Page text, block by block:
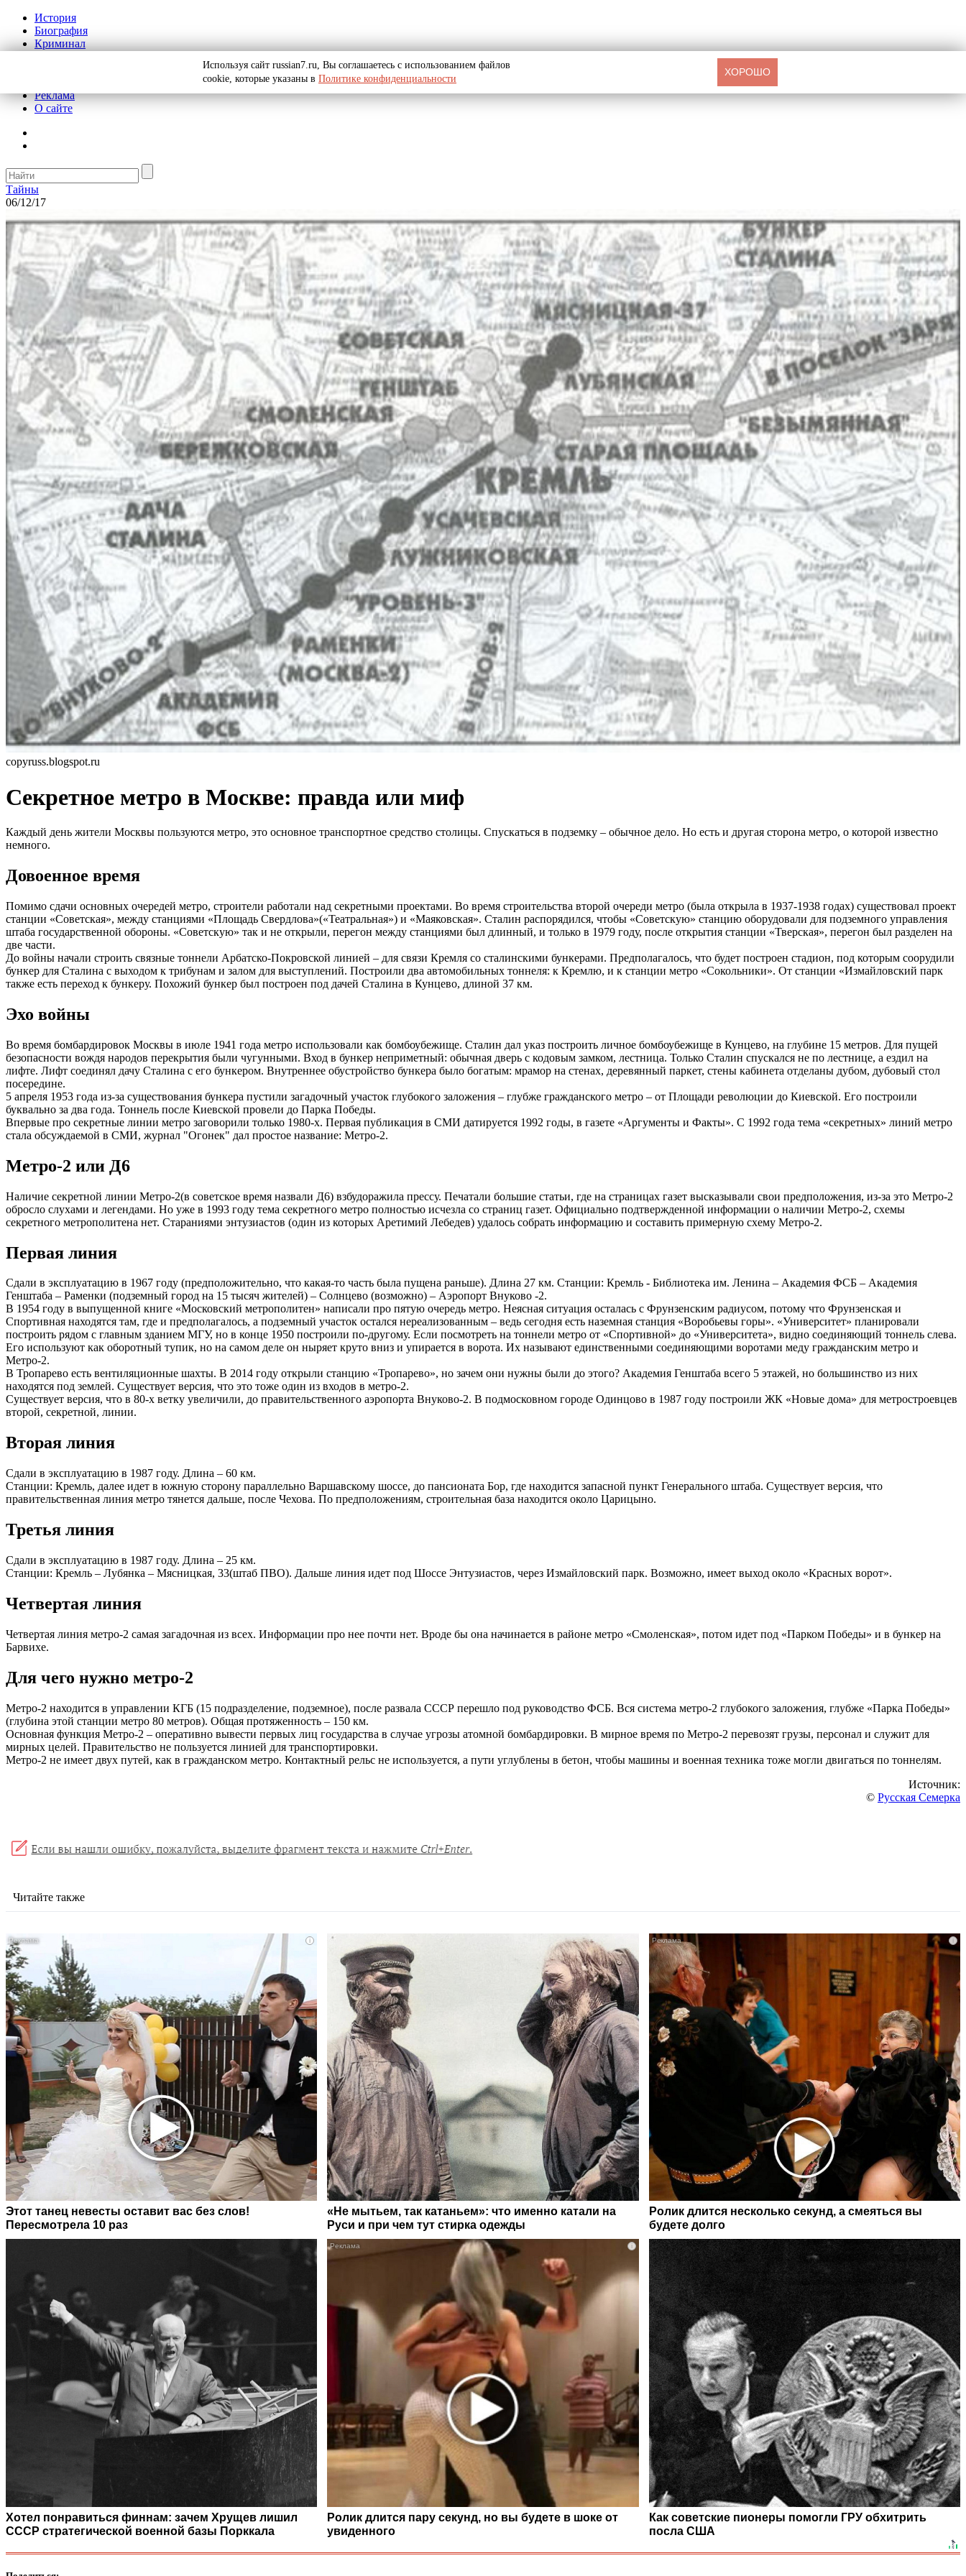
История
Биография
Криминал
Реклама
О сайте
Тайны
06/12/17
copyruss.blogspot.ru
Секретное метро в Москве: правда или миф
Каждый день жители Москвы пользуются метро, это основное транспортное средство столицы. Спускаться в подземку – обычное дело. Но есть и другая сторона метро, о которой известно
немного.
Довоенное время
Помимо сдачи основных очередей метро, строители работали над секретными проектами. Во время строительства второй очереди метро (была открыла в 1937-1938 годах) существовал проект
станции «Советская», между станциями «Площадь Свердлова»(«Театральная») и «Маяковская». Сталин распорядился, чтобы «Советскую» станцию оборудовали для подземного управления
штаба государственной обороны. «Советскую» так и не открыли, перегон между станциями был длинный, и только в 1979 году, после открытия станции «Тверская», перегон был разделен на
две части.
До войны начали строить связные тоннели Арбатско-Покровской линией – для связи Кремля со сталинскими бункерами. Предполагалось, что будет построен стадион, под которым соорудили
бункер для Сталина с выходом к трибунам и залом для выступлений. Построили два автомобильных тоннеля: к Кремлю, и к станции метро «Сокольники». От станции «Измайловский парк
также есть переход к бункеру. Похожий бункер был построен под дачей Сталина в Кунцево, длиной 37 км.
Эхо войны
Во время бомбардировок Москвы в июле 1941 года метро использовали как бомбоубежище. Сталин дал указ построить личное бомбоубежище в Кунцево, на глубине 15 метров. Для пущей
безопасности вождя народов перекрытия были чугунными. Вход в бункер неприметный: обычная дверь с кодовым замком, лестница. Только Сталин спускался не по лестнице, а ездил на
лифте. Лифт соединял дачу Сталина с его бункером. Внутреннее обустройство бункера было богатым: мрамор на стенах, деревянный паркет, стены кабинета отделаны дубом, дубовый стол
посередине.
5 апреля 1953 года из-за существования бункера пустили загадочный участок глубокого заложения – глубже гражданского метро – от Площади революции до Киевской. Его построили
буквально за два года. Тоннель после Киевской провели до Парка Победы.
Впервые про секретные линии метро заговорили только 1980-х. Первая публикация в СМИ датируется 1992 годы, в газете «Аргументы и Факты». С 1992 года тема «секретных» линий метро
стала обсуждаемой в СМИ, журнал "Огонек" дал простое название: Метро-2.
Метро-2 или Д6
Наличие секретной линии Метро-2(в советское время назвали Д6) взбудоражила прессу. Печатали большие статьи, где на страницах газет высказывали свои предположения, из-за это Метро-2
обросло слухами и легендами. Но уже в 1993 году тема секретного метро полностью исчезла со страниц газет. Официально подтвержденной информации о наличии Метро-2, схемы
секретного метрополитена нет. Стараниями энтузиастов (один из которых Аретимий Лебедев) удалось собрать информацию и составить примерную схему Метро-2.
Первая линия
Сдали в эксплуатацию в 1967 году (предположительно, что какая-то часть была пущена раньше). Длина 27 км. Станции: Кремль - Библиотека им. Ленина – Академия ФСБ – Академия
Генштаба – Раменки (подземный город на 15 тысяч жителей) – Солнцево (возможно) – Аэропорт Внуково -2.
В 1954 году в выпущенной книге «Московский метрополитен» написали про пятую очередь метро. Неясная ситуация осталась с Фрунзенским радиусом, потому что Фрунзенская и
Спортивная находятся там, где и предполагалось, а подземный участок остался нереализованным – ведь сегодня есть наземная станция «Воробьевы горы». «Университет» планировали
построить рядом с главным зданием МГУ, но в конце 1950 построили по-другому. Если посмотреть на тоннели метро от «Спортивной» до «Университета», видно соединяющий тоннель слева.
Его используют как оборотный тупик, но на самом деле он ныряет круто вниз и упирается в ворота. Их называют единственными соединяющими воротами меду гражданским метро и
Метро-2.
В Тропарево есть вентиляционные шахты. В 2014 году открыли станцию «Тропарево», но зачем они нужны были до этого? Академия Генштаба всего 5 этажей, но большинство из них
находятся под землей. Существует версия, что это тоже один из входов в метро-2.
Существует версия, что в 80-х ветку увеличили, до правительственного аэропорта Внуково-2. В подмосковном городе Одинцово в 1987 году построили ЖК «Новые дома» для метростроевцев
второй, секретной, линии.
Вторая линия
Сдали в эксплуатацию в 1987 году. Длина – 60 км.
Станции: Кремль, далее идет в южную сторону параллельно Варшавскому шоссе, до пансионата Бор, где находится запасной пункт Генерального штаба. Существует версия, что
правительственная линия метро тянется дальше, после Чехова. По предположениям, строительная база находится около Царицыно.
Третья линия
Сдали в эксплуатацию в 1987 году. Длина – 25 км.
Станции: Кремль – Лубянка – Мясницкая, 33(штаб ПВО). Дальше линия идет под Шоссе Энтузиастов, через Измайловский парк. Возможно, имеет выход около «Красных ворот».
Четвертая линия
Четвертая линия метро-2 самая загадочная из всех. Информации про нее почти нет. Вроде бы она начинается в районе метро «Смоленская», потом идет под «Парком Победы» и в бункер на
Барвихе.
Для чего нужно метро-2
Метро-2 находится в управлении КГБ (15 подразделение, подземное), после развала СССР перешло под руководство ФСБ. Вся система метро-2 глубокого заложения, глубже «Парка Победы»
(глубина этой станции метро 80 метров). Общая протяженность – 150 км.
Основная функция Метро-2 – оперативно вывести первых лиц государства в случае угрозы атомной бомбардировки. В мирное время по Метро-2 перевозят грузы, персонал и служит для
мирных целей. Правительство не пользуется линией для транспортировки.
Метро-2 не имеет двух путей, как в гражданском метро. Контактный рельс не используется, а пути углублены в бетон, чтобы машины и военная техника тоже могли двигаться по тоннелям.
Источник:
© Русская Семерка
Читайте также
i
Этот танец невесты оставит вас без слов!
Пересмотрела 10 раз
«Не мытьем, так катаньем»: что именно катали на
Руси и при чем тут стирка одежды
i
Ролик длится несколько секунд, а смеяться вы
будете долго
Хотел понравиться финнам: зачем Хрущев лишил
СССР стратегической военной базы Порккала
i
Ролик длится пару секунд, но вы будете в шоке от
увиденного
Как советские пионеры помогли ГРУ обхитрить
посла США
Используя сайт russian7.ru, Вы соглашаетесь с использованием файлов
cookie, которые указаны в Политике конфиденциальности
ХОРОШО